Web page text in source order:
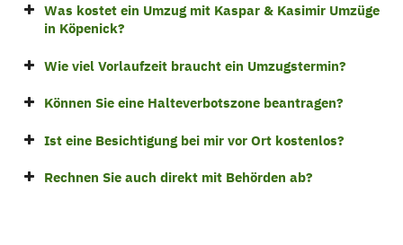
Was kostet ein Umzug mit Kaspar & Kasimir Umzüge
in Köpenick?
Wie viel Vorlaufzeit braucht ein Umzugstermin?
Können Sie eine Halteverbotszone beantragen?
Ist eine Besichtigung bei mir vor Ort kostenlos?
Rechnen Sie auch direkt mit Behörden ab?